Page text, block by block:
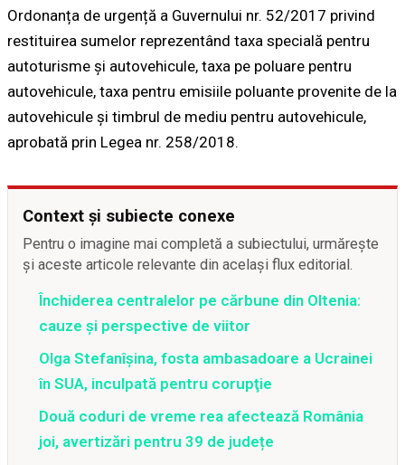
Ordonanța de urgență a Guvernului nr. 52/2017 privind
restituirea sumelor reprezentând taxa specială pentru
autoturisme şi autovehicule, taxa pe poluare pentru
autovehicule, taxa pentru emisiile poluante provenite de la
autovehicule şi timbrul de mediu pentru autovehicule,
aprobată prin Legea nr. 258/2018.
Context și subiecte conexe
Pentru o imagine mai completă a subiectului, urmărește
și aceste articole relevante din același flux editorial.
Închiderea centralelor pe cărbune din Oltenia:
cauze și perspective de viitor
Olga Stefanîşina, fosta ambasadoare a Ucrainei
în SUA, inculpată pentru corupţie
Două coduri de vreme rea afectează România
joi, avertizări pentru 39 de județe